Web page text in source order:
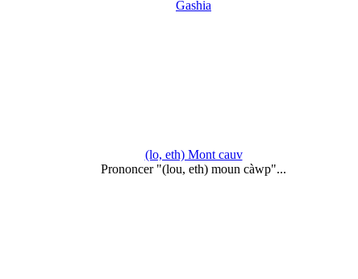
Gashia
(lo, eth) Mont cauv
Prononcer "(lou, eth) moun càwp"...